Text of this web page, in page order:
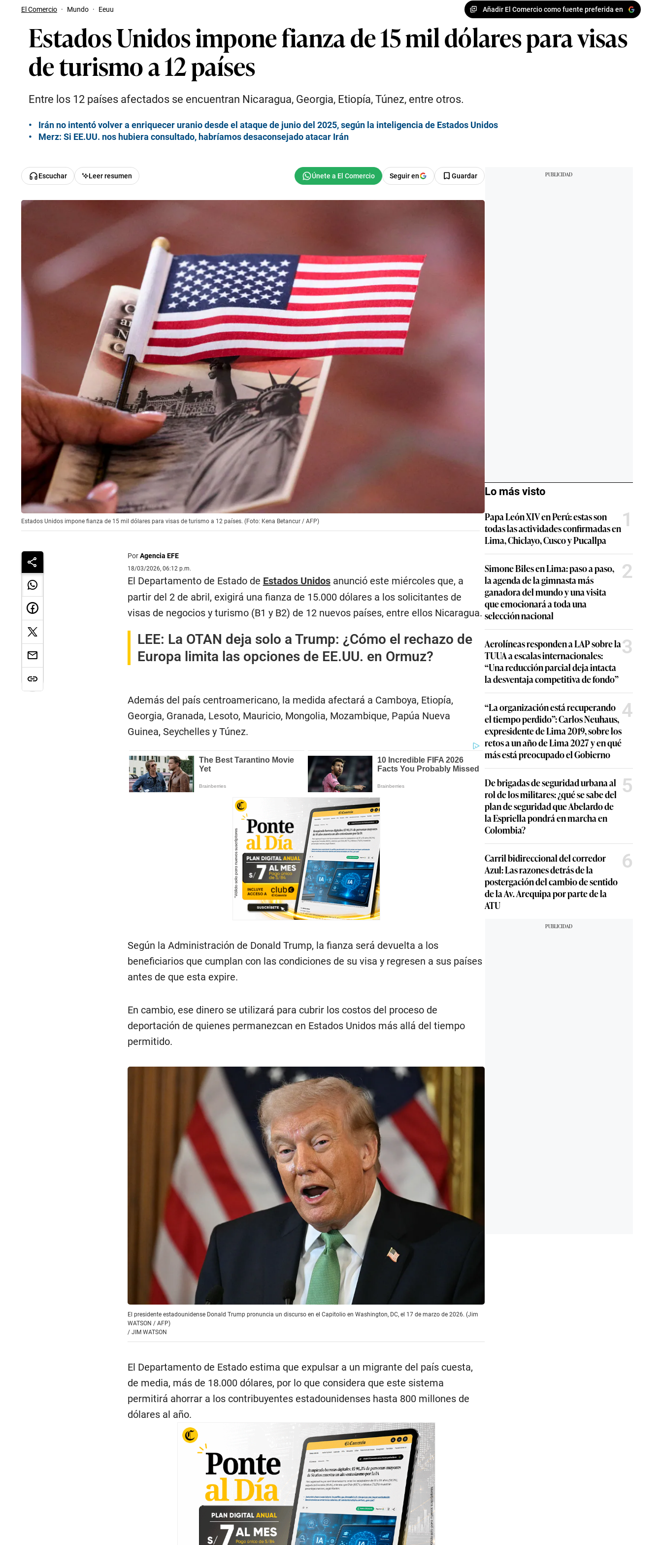
El Comercio · Mundo · Eeuu Añadir El Comercio como fuente preferida en
Estados Unidos impone fianza de 15 mil dólares para visas
de turismo a 12 países
Entre los 12 países afectados se encuentran Nicaragua, Georgia, Etiopía, Túnez, entre otros.
Irán no intentó volver a enriquecer uranio desde el ataque de junio del 2025, según la inteligencia de Estados Unidos
Merz: Si EE.UU. nos hubiera consultado, habríamos desaconsejado atacar Irán
Escuchar Leer resumen Seguir en Guardar
Estados Unidos impone fianza de 15 mil dólares para visas de turismo a 12 países. (Foto: Kena Betancur / AFP)
PorAgencia EFE
18/03/2026, 06:12 p.m.
El Departamento de Estado de Estados Unidosanunció este miércoles que, a
partir del 2 de abril, exigirá una fianza de 15.000 dólares a los solicitantes de
visas de negocios y turismo (B1 y B2) de 12 nuevos países, entre ellos Nicaragua.
LEE: La OTAN deja solo a Trump: ¿Cómo el rechazo de
Europa limita las opciones de EE.UU. en Ormuz?
Además del país centroamericano, la medida afectará a Camboya, Etiopía,
Georgia, Granada, Lesoto, Mauricio, Mongolia, Mozambique, Papúa Nueva
Guinea, Seychelles y Túnez.
Según la Administración de Donald Trump, la fianza será devuelta a los
beneficiarios que cumplan con las condiciones de su visa y regresen a sus países
antes de que esta expire.
En cambio, ese dinero se utilizará para cubrir los costos del proceso de
deportación de quienes permanezcan en Estados Unidos más allá del tiempo
permitido.
El presidente estadounidense Donald Trump pronuncia un discurso en el Capitolio en Washington, DC, el 17 de marzo de 2026. (Jim
WATSON / AFP)
/ JIM WATSON
El Departamento de Estado estima que expulsar a un migrante del país cuesta,
de media, más de 18.000 dólares, por lo que considera que este sistema
permitirá ahorrar a los contribuyentes estadounidenses hasta 800 millones de
dólares al año.
Lo más visto
Papa León XIV en Perú: estas son
todas las actividades confirmadas en
Lima, Chiclayo, Cusco y Pucallpa
1
Simone Biles en Lima: paso a paso,
la agenda de la gimnasta más
ganadora del mundo y una visita
que emocionará a toda una
selección nacional
2
Aerolíneas responden a LAP sobre la
TUUA a escalas internacionales:
“Una reducción parcial deja intacta
la desventaja competitiva de fondo”
3
“La organización está recuperando
el tiempo perdido”: Carlos Neuhaus,
expresidente de Lima 2019, sobre los
retos a un año de Lima 2027 y en qué
más está preocupado el Gobierno
4
De brigadas de seguridad urbana al
rol de los militares: ¿qué se sabe del
plan de seguridad que Abelardo de
la Espriella pondrá en marcha en
Colombia?
5
Carril bidireccional del corredor
Azul: Las razones detrás de la
postergación del cambio de sentido
de la Av. Arequipa por parte de la
ATU
6